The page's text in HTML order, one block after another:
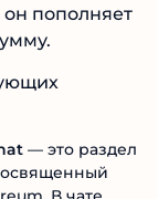
пополняет
— это раздел